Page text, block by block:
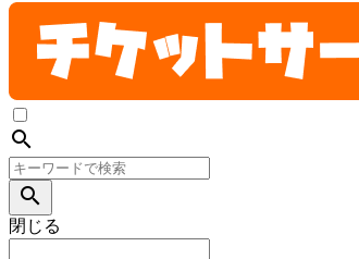
search
search
閉じる